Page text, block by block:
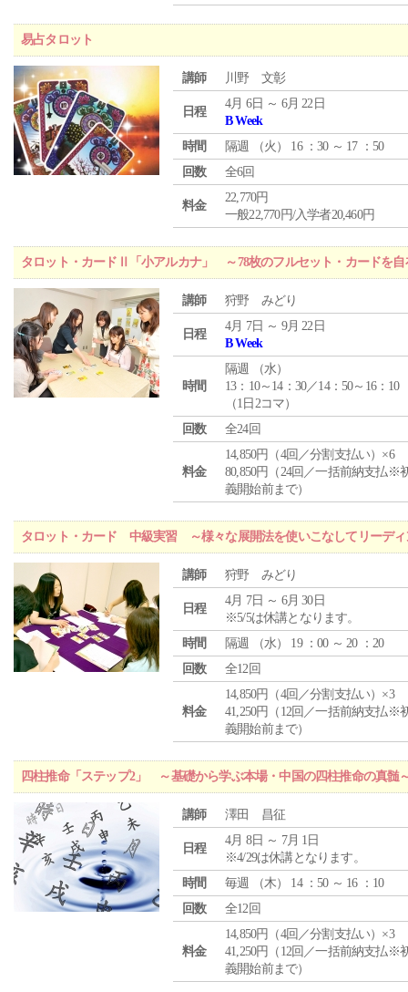
易占タロット
講師 川野 文彰
日程
4月 6日 ～ 6月 22日
B Week
時間
隔週 （火 ） 16 ：30 ～ 17 ：50
回数
全6回
料金
22,770円
一般22,770円/入学者20,460円
タロット・カードⅡ「小アルカナ」 ～78枚のフルセット・カードを自
講師 狩野 みどり
日程
4月 7日 ～ 9月 22日
B Week
時間
隔週 （水）
13：10～14：30／14：50～16：10
（1日2コマ）
回数
全24回
料金
14,850円（4回／分割支払い）×6
80,850円（24回／一括前納支払※
義開始前まで）
タロット・カード 中級実習 ～様々な展開法を使いこなしてリーディ
講師 狩野 みどり
日程
4月 7日 ～ 6月 30日
※5/5は休講となります。
時間
隔週 （水） 19 ：00 ～ 20 ：20
回数
全12回
料金
14,850円（4回／分割支払い）×3
41,250円（12回／一括前納支払※
義開始前まで）
四柱推命「ステップ2」 ～基礎から学ぶ本場・中国の四柱推命の真髄
講師 澤田 昌征
日程
4月 8日 ～ 7月 1日
※4/29は休講となります。
時間
毎週 （木） 14 ：50 ～ 16 ：10
回数
全12回
料金
14,850円（4回／分割支払い）×3
41,250円（12回／一括前納支払※
義開始前まで）